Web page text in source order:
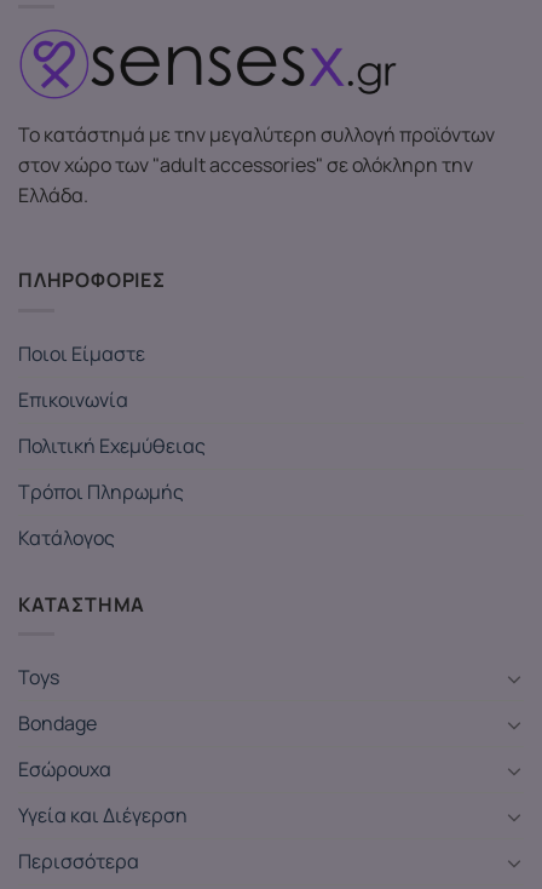
Το κατάστημά με την μεγαλύτερη συλλογή προϊόντων
στον χώρο των "adult accessories" σε ολόκληρη την
Ελλάδα.
ΠΛΗΡΟΦΟΡΙΕΣ
Ποιοι Είμαστε
Επικοινωνία
Πολιτική Εχεμύθειας
Τρόποι Πληρωμής
Κατάλογος
ΚΑΤΑΣΤΗΜΑ
Toys
Bondage
Εσώρουχα
Υγεία και Διέγερση
Περισσότερα